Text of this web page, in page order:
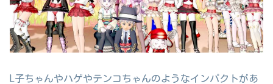
L子ちゃんやハゲやテンコちゃんのようなインパクトがあ